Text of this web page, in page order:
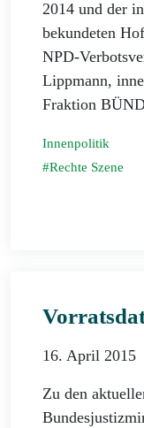
2014 und der
bekundeten
NPD-
Lippmann,
Fraktion
Innenpolitik
Rechte Szene
16. April 2015
Zu den